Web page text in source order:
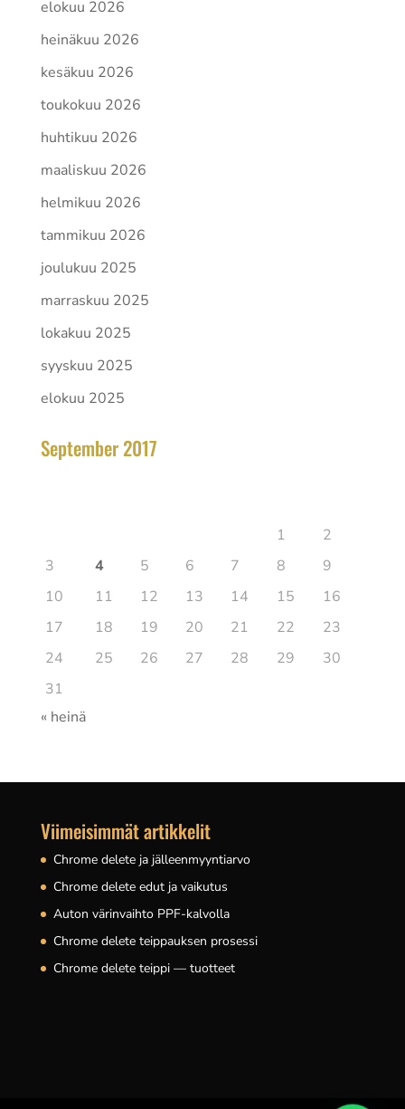
elokuu 2026
heinäkuu 2026
kesäkuu 2026
toukokuu 2026
huhtikuu 2026
maaliskuu 2026
helmikuu 2026
tammikuu 2026
joulukuu 2025
marraskuu 2025
lokakuu 2025
syyskuu 2025
elokuu 2025
September 2017
1
2
3
4 5 6 7 8
9
10
11 12 13 14 15
16
17
18 19 20 21 22
23
24
25 26 27 28 29
30
31
« heinä
Viimeisimmät artikkelit
Chrome delete ja jälleenmyyntiarvo
Chrome delete edut ja vaikutus
Auton värinvaihto PPF-kalvolla
Chrome delete teippauksen prosessi
Chrome delete teippi — tuotteet